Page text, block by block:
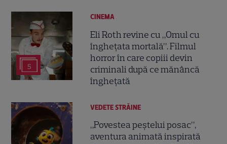
5
CINEMA
Eli Roth revine cu „Omul cu
înghețata mortală”. Filmul
horror în care copiii devin
criminali după ce mănâncă
înghețată
VEDETE STRĂINE
„Povestea peștelui posac”,
aventura animată inspirată